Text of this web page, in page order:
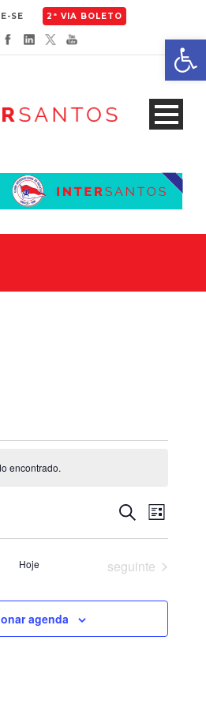
SE 2ª VIA BOLETO
encontrado.
e
de
Procurar
do
Lista
Hoje Eventos
seguinte
agenda
Abrir